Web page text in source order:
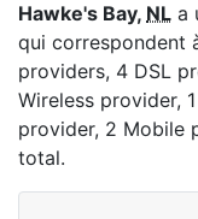
Hawke's Bay, NL a
qui correspondent
providers, 4 DSL
Wireless provider,
provider, 2 Mobile
total.